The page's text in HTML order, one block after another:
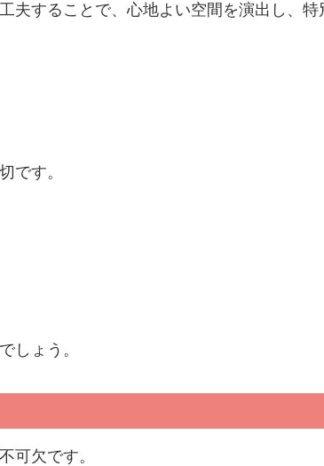
夫することで、心地よい空間を演出し、特
です。
しょう。
可欠です。